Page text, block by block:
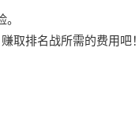
取排名战所需的费用吧！